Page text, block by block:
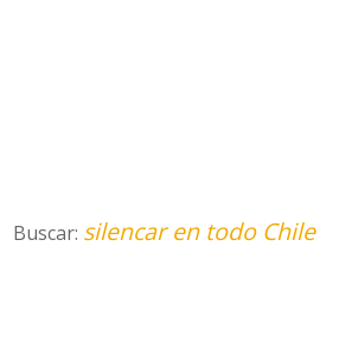
Buscar: silencar en todo Chile